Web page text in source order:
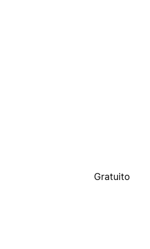
Gratuito